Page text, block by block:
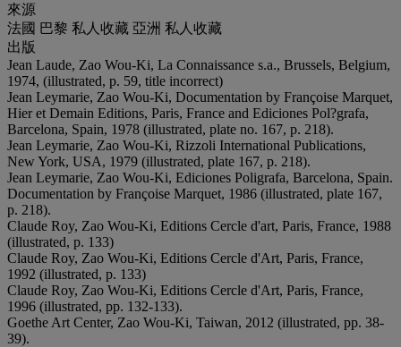
來源
法國 巴黎 私人收藏 亞洲 私人收藏
出版
Jean Laude, Zao Wou-Ki, La Connaissance s.a., Brussels, Belgium,
1974, (illustrated, p. 59, title incorrect)
Jean Leymarie, Zao Wou-Ki, Documentation by Françoise Marquet,
Hier et Demain Editions, Paris, France and Ediciones Pol?grafa,
Barcelona, Spain, 1978 (illustrated, plate no. 167, p. 218).
Jean Leymarie, Zao Wou-Ki, Rizzoli International Publications,
New York, USA, 1979 (illustrated, plate 167, p. 218).
Jean Leymarie, Zao Wou-Ki, Ediciones Poligrafa, Barcelona, Spain.
Documentation by Françoise Marquet, 1986 (illustrated, plate 167,
p. 218).
Claude Roy, Zao Wou-Ki, Editions Cercle d'art, Paris, France, 1988
(illustrated, p. 133)
Claude Roy, Zao Wou-Ki, Editions Cercle d'Art, Paris, France,
1992 (illustrated, p. 133)
Claude Roy, Zao Wou-Ki, Editions Cercle d'Art, Paris, France,
1996 (illustrated, pp. 132-133).
Goethe Art Center, Zao Wou-Ki, Taiwan, 2012 (illustrated, pp. 38-
39).